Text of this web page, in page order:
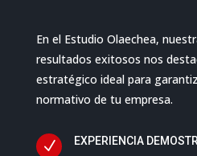
En el Estudio Olaechea,
resultados exitosos nos
estratégico ideal para
normativo de tu empresa.
N EXPERIENCIA